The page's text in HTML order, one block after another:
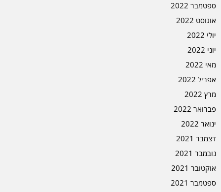
ספטמבר 2022
אוגוסט 2022
יולי 2022
יוני 2022
מאי 2022
אפריל 2022
מרץ 2022
פברואר 2022
ינואר 2022
דצמבר 2021
נובמבר 2021
אוקטובר 2021
ספטמבר 2021